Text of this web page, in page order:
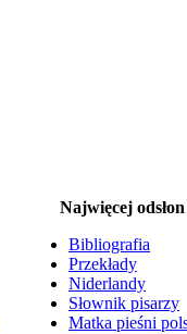
Najwięcej odsłon
Bibliografia
Przekłady
Niderlandy
Słownik pisarzy
Matka pieśni